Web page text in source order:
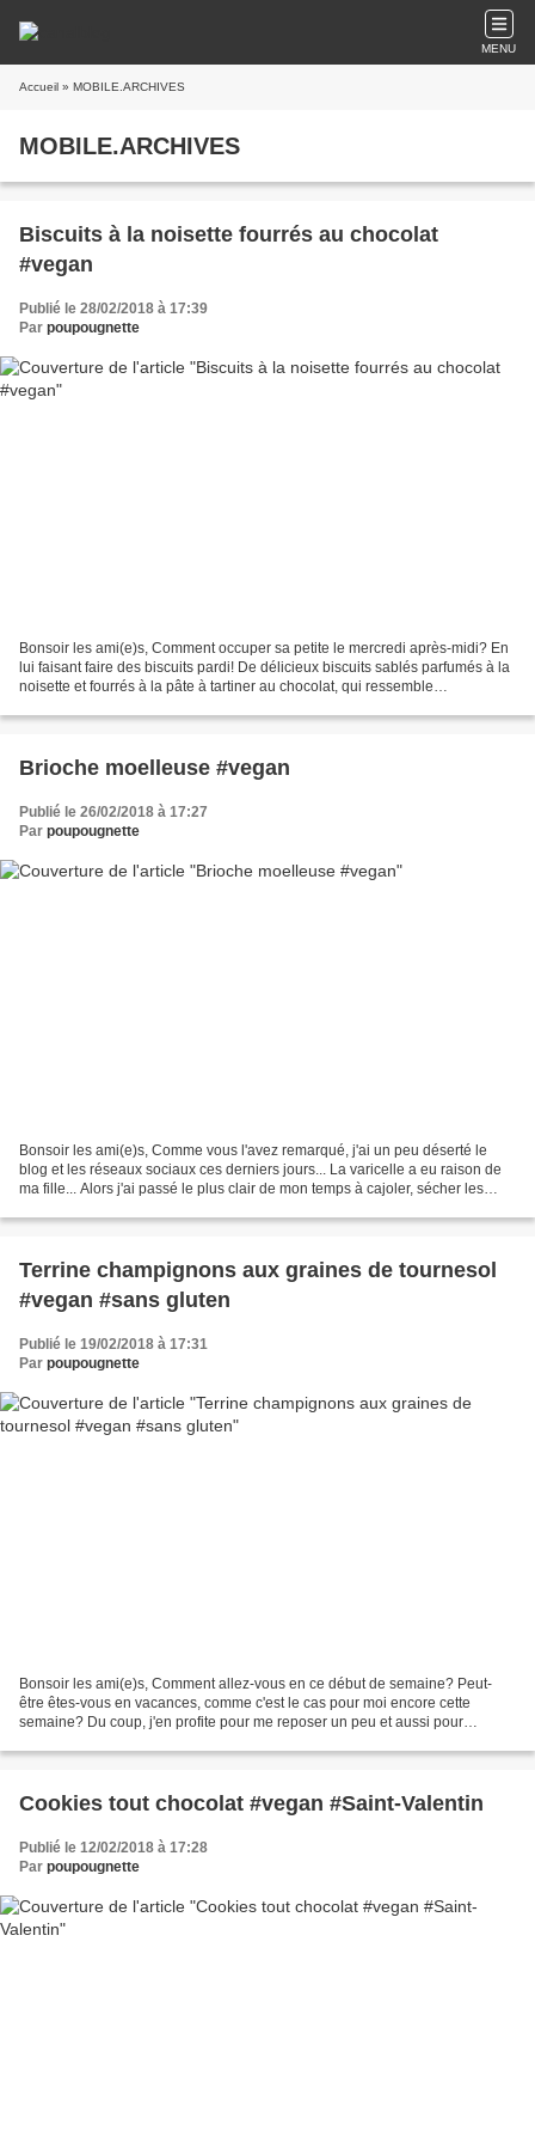
MENU
Accueil » MOBILE.ARCHIVES
MOBILE.ARCHIVES
Biscuits à la noisette fourrés au chocolat
#vegan
Publié le 28/02/2018 à 17:39
Par poupougnette
Bonsoir les ami(e)s, Comment occuper sa petite le mercredi après-midi? En
lui faisant faire des biscuits pardi! De délicieux biscuits sablés parfumés à la
noisette et fourrés à la pâte à tartiner au chocolat, qui ressemble
Brioche moelleuse #vegan
Publié le 26/02/2018 à 17:27
Par poupougnette
Bonsoir les ami(e)s, Comme vous l'avez remarqué, j'ai un peu déserté le
blog et les réseaux sociaux ces derniers jours... La varicelle a eu raison de
ma fille... Alors j'ai passé le plus clair de mon temps à cajoler, sécher les
Terrine champignons aux graines de tournesol
#vegan #sans gluten
Publié le 19/02/2018 à 17:31
Par poupougnette
Bonsoir les ami(e)s, Comment allez-vous en ce début de semaine? Peut-
être êtes-vous en vacances, comme c'est le cas pour moi encore cette
semaine? Du coup, j'en profite pour me reposer un peu et aussi pour
Cookies tout chocolat #vegan #Saint-Valentin
Publié le 12/02/2018 à 17:28
Par poupougnette